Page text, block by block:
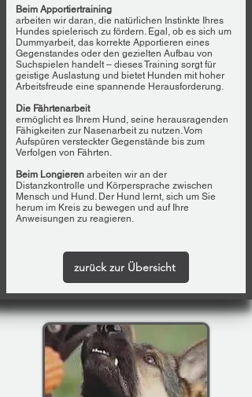
Beim Apportiertraining
arbeiten wir daran, die natürlichen Instinkte Ihres
Hundes spielerisch zu fördern. Egal, ob es sich um
Dummyarbeit, das korrekte Apportieren eines
Gegenstandes oder den gezielten Aufbau von
Suchspielen handelt – dieses Training sorgt für
geistige Auslastung und bietet Hunden mit hoher
Arbeitsfreude eine spannende Herausforderung.
Die Fährtenarbeit
ermöglicht es Ihrem Hund, seine herausragenden
Fähigkeiten zur Nasenarbeit zu nutzen. Vom
Aufspüren versteckter Gegenstände bis zum
Verfolgen von Fährten.
Beim Longieren arbeiten wir an der
Distanzkontrolle und Körpersprache zwischen
Mensch und Hund. Der Hund lernt, sich um Sie
herum im Kreis zu bewegen und auf Ihre
Anweisungen zu reagieren.
zurück zur Übersicht